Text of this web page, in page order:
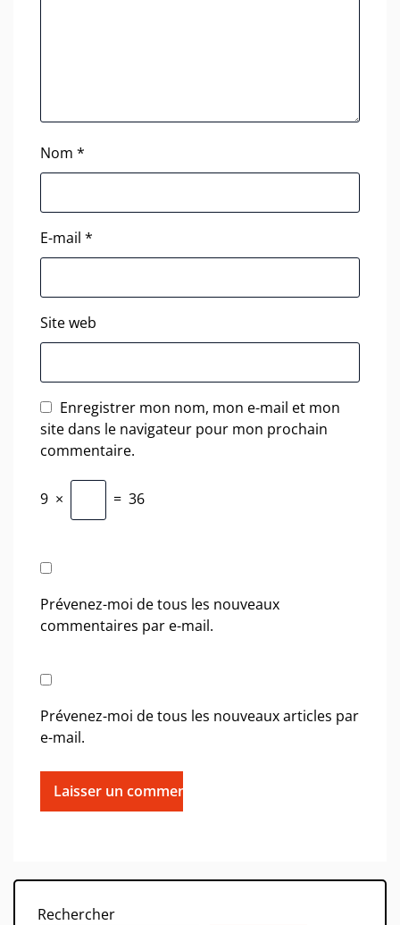
Nom *
E-mail *
Site web
Enregistrer mon nom, mon e-mail et mon
site dans le navigateur pour mon prochain
commentaire.
9 × = 36
Prévenez-moi de tous les nouveaux
commentaires par e-mail.
Prévenez-moi de tous les nouveaux articles par
e-mail.
Rechercher